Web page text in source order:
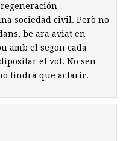
sociedad civil. Però no
be ara aviat en
amb el segon cada
el vot. No sen
ho tindrà que aclarir.